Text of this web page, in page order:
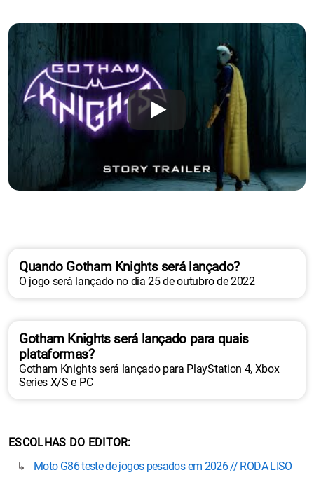
Quando Gotham Knights será lançado?
O jogo será lançado no dia 25 de outubro de 2022
Gotham Knights será lançado para quais
plataformas?
Gotham Knights será lançado para PlayStation 4, Xbox
Series X/S e PC
ESCOLHAS DO EDITOR
Moto G86 teste de jogos pesados em 2026 // RODA LISO